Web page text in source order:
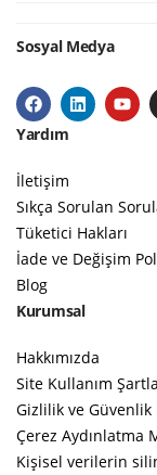
Sosyal Medya
Yardım
İletişim
Sıkça Sorulan
Tüketici Hakları
İade ve Değişim
Blog
Kurumsal
Hakkımızda
Site Kullanım
Gizlilik ve Güvenlik
Çerez Aydınlatma
Kişisel verilerin